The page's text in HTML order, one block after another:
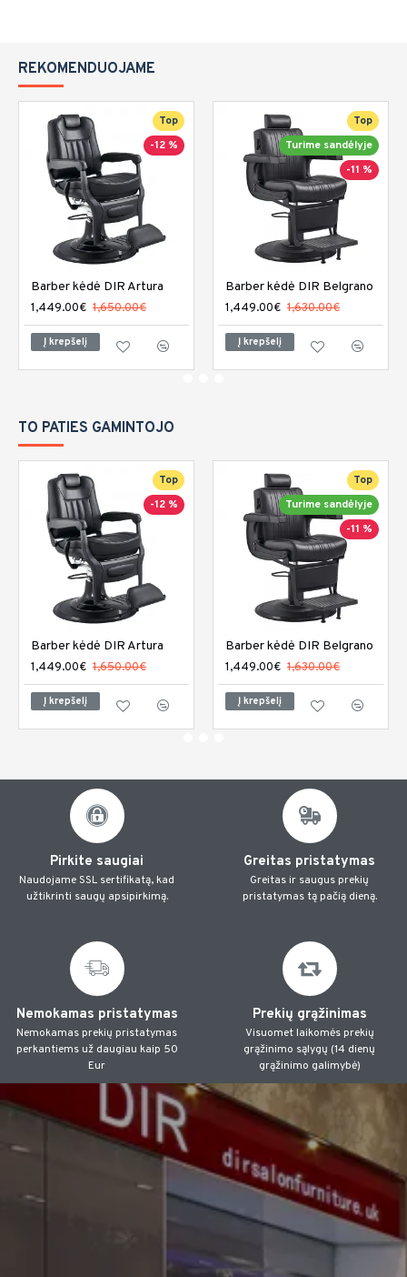
REKOMENDUOJAME
Top
-12 %
Barber kėdė DIR Artura
1,449.00€ 1,650.00€
Į krepšelį
Top
Turime sandėlyje
-11 %
Barber kėdė DIR Belgrano
1,449.00€ 1,630.00€
Į krepšelį
TO PATIES GAMINTOJO
Top
-12 %
Barber kėdė DIR Artura
1,449.00€ 1,650.00€
Į krepšelį
Top
Turime sandėlyje
-11 %
Barber kėdė DIR Belgrano
1,449.00€ 1,630.00€
Į krepšelį
Pirkite saugiai
Naudojame SSL sertifikatą, kad
užtikrinti saugų apsipirkimą.
Greitas pristatymas
Greitas ir saugus prekių
pristatymas tą pačią dieną.
Nemokamas pristatymas
Nemokamas prekių pristatymas
perkantiems už daugiau kaip 50
Eur
Prekių grąžinimas
Visuomet laikomės prekių
grąžinimo sąlygų (14 dienų
grąžinimo galimybė)